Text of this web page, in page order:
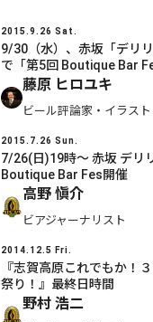
2015.9.26 Sat.
9/30（水）、赤坂「デリ
で「第5回 Boutique Bar
藤原 ヒロユキ
ビール評論家・イラス
2015.7.26 Sun.
7/26(日)19時～ 赤坂 デリ
Boutique Bar Fes開催
高野 愼介
ビアジャーナリスト
2014.12.5 Fri.
『志賀高原これでもか！
祭り！』最終日時間
野村 浩二